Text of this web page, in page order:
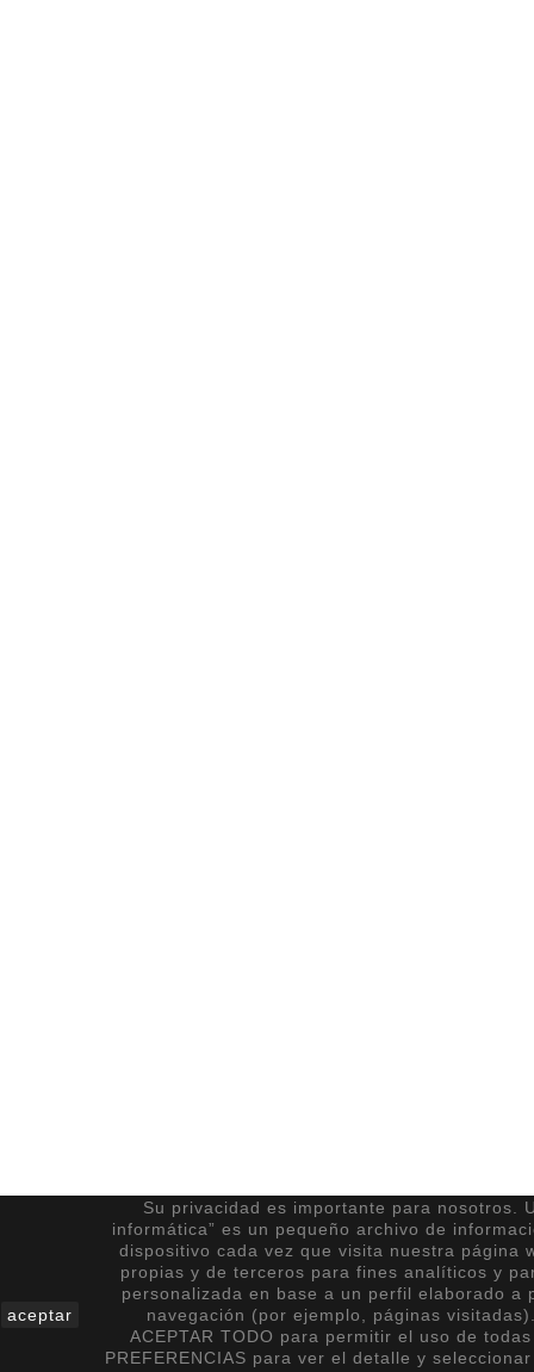
aceptar
Su privacidad es importante para nosotros.
informática” es un pequeño archivo de
dispositivo cada vez que visita nuestra página
propias y de terceros para fines analíticos y
personalizada en base a un perfil elaborado a
navegación (por ejemplo, páginas
ACEPTAR TODO para permitir el uso de
PREFERENCIAS para ver el detalle y